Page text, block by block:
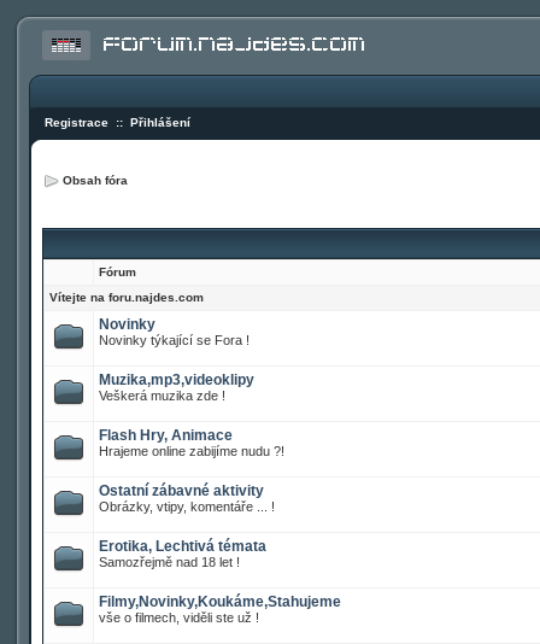
Registrace :: Přihlášení
Obsah fóra
Fórum
Vítejte na foru.najdes.com
Novinky
Novinky týkající se Fora !
Muzika,mp3,videoklipy
Veškerá muzika zde !
Flash Hry, Animace
Hrajeme online zabijíme nudu ?!
Ostatní zábavné aktivity
Obrázky, vtipy, komentáře ... !
Erotika, Lechtivá témata
Samozřejmě nad 18 let !
Filmy,Novinky,Koukáme,Stahujeme
vše o filmech, viděli ste už !